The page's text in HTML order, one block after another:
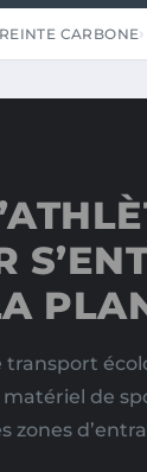
CARBONE
transport
de
zones